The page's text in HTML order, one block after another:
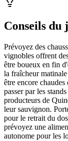
Conseils du
Prévoyez des
vignobles offrent
être boueux en fin
la fraîcheur
être encore
passer par les
producteurs de
leur sauvignon.
pour le retrait du
prévoyez une
autonome pour les